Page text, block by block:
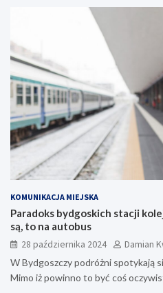
KOMUNIKACJA MIEJSKA
Paradoks bydgoskich stacji
są, to na autobus
28 października 2024
Damian
W Bydgoszczy podróżni spotykają
Mimo iż powinno to być coś